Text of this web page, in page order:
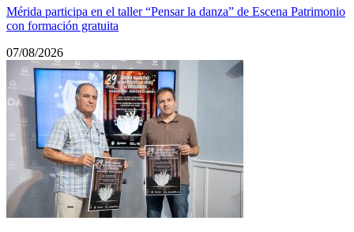
Mérida participa en el taller “Pensar la danza” de Escena Patrimonio
con formación gratuita
07/08/2026